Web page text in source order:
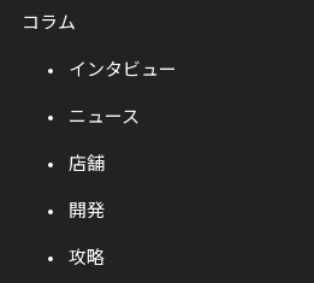
コラム
インタビュー
ニュース
店舗
開発
攻略